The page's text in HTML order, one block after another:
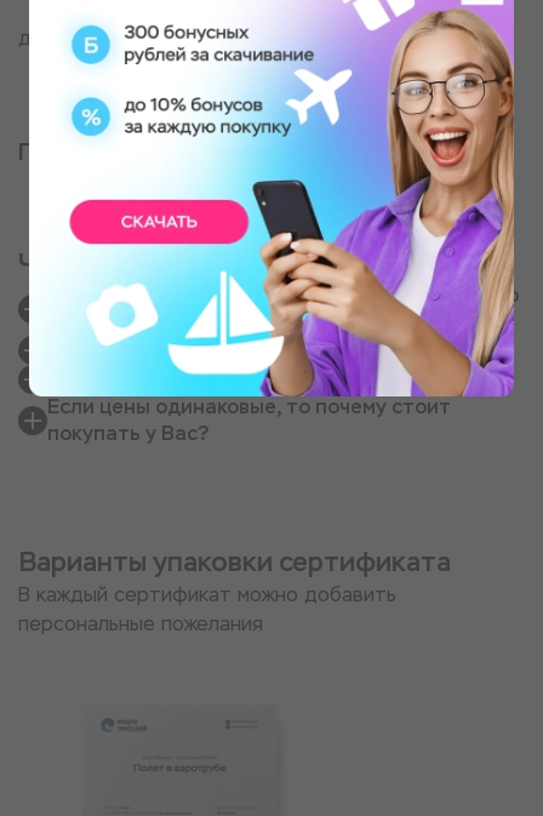
д. Олха
Партнер, оказывающий услугу
Частые вопросы
Правда, что у Вас такие же цены как напрямую
у партнеров?
Как получить сертификат?
Как выглядит подарок?
Если цены одинаковые, то почему стоит
покупать у Вас?
Варианты упаковки сертификата
В каждый сертификат можно добавить
персональные пожелания